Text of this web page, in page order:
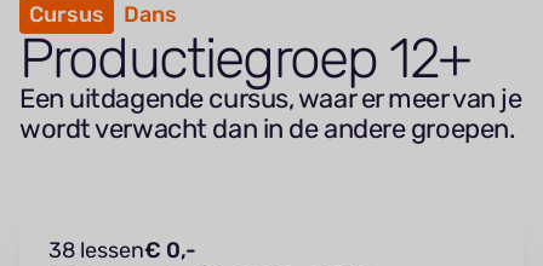
Cursus Dans
Pro­duc­tiegroep 12+
Een uitdagende cursus, waar er meer van je
wordt verwacht dan in de andere groepen.
38 lessen€ 0,-